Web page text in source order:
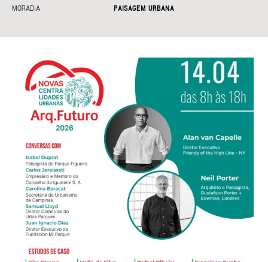
MORADIA
PAISAGEM URBANA